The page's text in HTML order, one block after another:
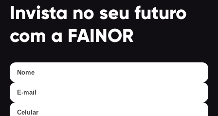
Invista no seu futuro
com a FAINOR